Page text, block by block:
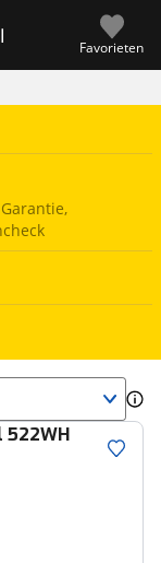
Favorieten
522WH